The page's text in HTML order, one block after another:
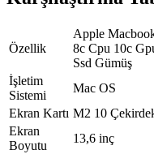
Özellik
Apple
8c Cpu 10c
Ssd Gümüş
İşletim
Sistemi
Mac OS
Ekran Kartı M2 10
Ekran
Boyutu
13,6 inç